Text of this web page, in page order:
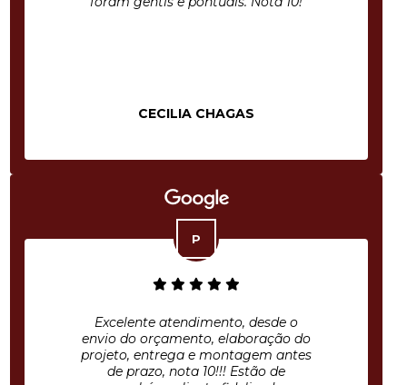
CECILIA CHAGAS
Excelente atendimento, desde o
envio do orçamento, elaboração do
projeto, entrega e montagem antes
de prazo, nota 10!!! Estão de